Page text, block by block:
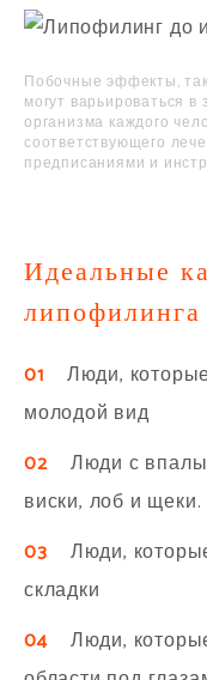
Побочные эффекты,
могут варьироваться
организма каждого
соответствующего
предписаниями и
Идеальные
липофилинга
01 Люди,
молодой вид
02Люди с
виски, лоб и щеки.
03 Люди,
складки
04Люди, которые